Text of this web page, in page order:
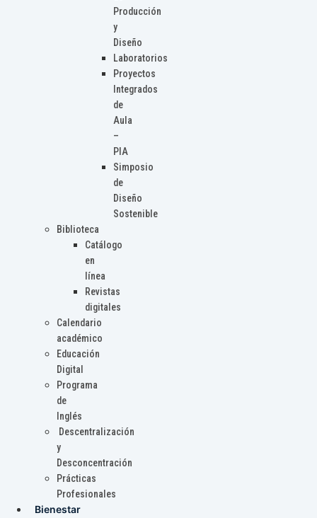
Producción
y
Diseño
Laboratorios
Proyectos
Integrados
de
Aula
–
PIA
Simposio
de
Diseño
Sostenible
Biblioteca
Catálogo
en
línea
Revistas
digitales
Calendario
académico
Educación
Digital
Programa
de
Inglés
Descentralización
y
Desconcentración
Prácticas
Profesionales
Bienestar